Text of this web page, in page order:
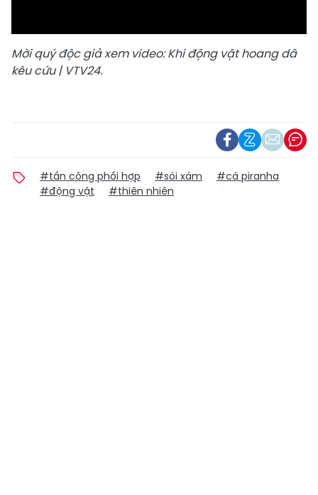
Mời quý độc giả xem video: Khi động vật hoang dã
kêu cứu | VTV24.
#tấn công phối hợp #sói xám
#cá piranha
#động vật
#thiên nhiên